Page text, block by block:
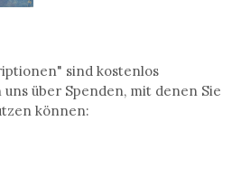
sind kostenlos
über Spenden, mit denen Sie
können: